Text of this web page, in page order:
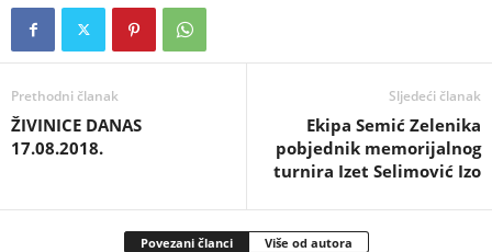
Prethodni članak
ŽIVINICE DANAS
17.08.2018.
Sljedeći članak
Ekipa Semić Zelenika
pobjednik memorijalnog
turnira Izet Selimović Izo
Povezani članci Više od autora